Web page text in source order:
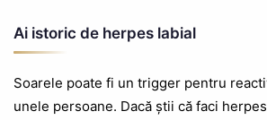
Ai istoric de herpes labial
Soarele poate fi un trigger pentru
unele persoane. Dacă știi că faci